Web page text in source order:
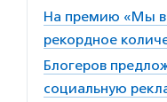
На премию «Мы
рекордное
Блогеров
социальную